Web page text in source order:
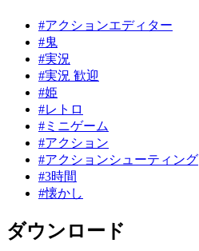
#アクションエディター
#鬼
#実況
#実況 歓迎
#姫
#レトロ
#ミニゲーム
#アクション
#アクションシューティング
#3時間
#懐かし
ダウンロード